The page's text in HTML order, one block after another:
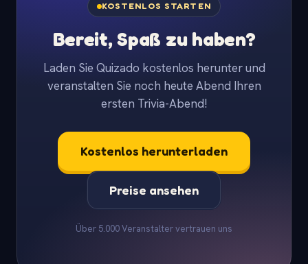
KOSTENLOS STARTEN
Bereit, Spaß zu haben?
Laden Sie Quizado kostenlos herunter und
veranstalten Sie noch heute Abend Ihren
ersten Trivia-Abend!
Kostenlos herunterladen
Preise ansehen
Über 5.000 Veranstalter vertrauen uns